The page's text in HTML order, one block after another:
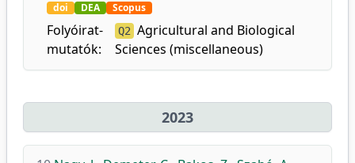
doi DEA Scopus
Folyóirat-
mutatók:
Q2 Agricultural and Biological
Sciences (miscellaneous)
2023